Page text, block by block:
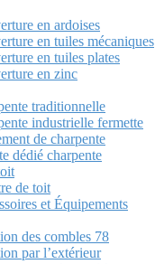
en ardoises
en tuiles mécaniques
en tuiles plates
en zinc
traditionnelle
industrielle fermette
de charpente
dédié charpente
de toit
et Équipements
des combles 78
par l’extérieur